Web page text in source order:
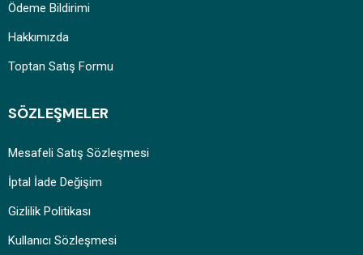
Ödeme Bildirimi
Hakkımızda
Toptan Satış Formu
SÖZLEŞMELER
Mesafeli Satış Sözleşmesi
İptal İade Değişim
Gizlilik Politikası
Kullanıcı Sözleşmesi